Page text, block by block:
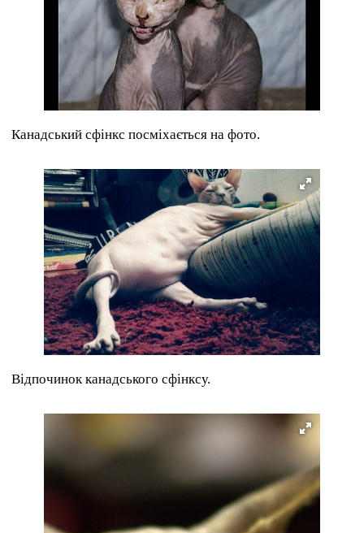
Канадський сфінкс посміхається на фото.
Відпочинок канадського сфінксу.